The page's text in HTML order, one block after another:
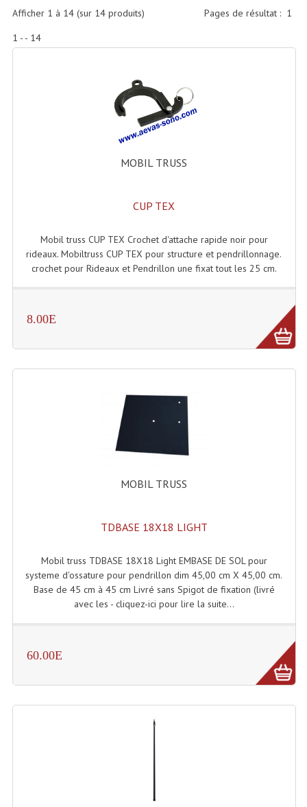
Recevoir Nos Promotions
Sonorisation
Accessoires Pieds Cellules Diamants
Cellule (s)
Diamants
Pieds D'enceintes
Amplificateurs Multi-Canaux
Compresseurs , Limiteurs , Noise Gate
Egaliseur Egaliseurs
Packs Sono
Enceintes Passives Sono
Retours De Scène
Enceinte Nomade Bluetooth
Enceintes Monitoring
Pages de résultat : 1
Afficher 1 à 14(sur 14produits)
1 - - 14
MOBIL TRUSS
CUP TEX
Mobil truss CUP TEX Crochet d'attache rapide noir pour
rideaux. Mobiltruss CUP TEX pour structure et pendrillonnage.
crochet pour Rideaux et Pendrillon une fixat tout les 25 cm.
8.00E
MOBIL TRUSS
TDBASE 18X18 LIGHT
Mobil truss TDBASE 18X18 Light EMBASE DE SOL pour
systeme d'ossature pour pendrillon dim 45,00 cm X 45,00 cm.
Base de 45 cm à 45 cm Livré sans Spigot de fixation (livré
avec les - cliquez-ici pour lire la suite...
60.00E